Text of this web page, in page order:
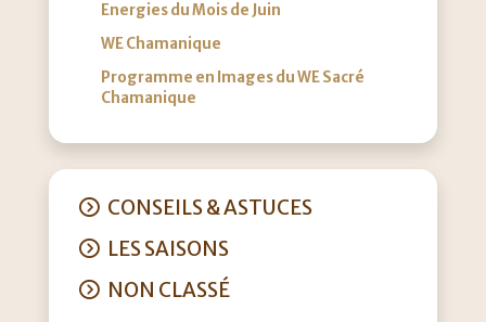
Energies du Mois de Juin
WE Chamanique
Programme en Images du WE Sacré
Chamanique
CONSEILS & ASTUCES
LES SAISONS
NON CLASSÉ